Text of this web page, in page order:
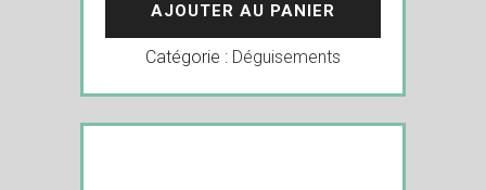
AJOUTER AU PANIER
Catégorie : Déguisements